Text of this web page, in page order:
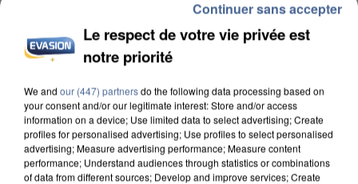
L’UN DES FONDATEURS SUPPOSÉS DE LA DZ
MAFIA INTERPELLÉ EN ALGÉRIE
Le respect de votre vie privée est
notre priorité
We and our (447) partnersdo the following data processing based on
your consent and/or our legitimate interest: Store and/or access
information on a device; Use limited data to select advertising; Create
profiles for personalised advertising; Use profiles to select personalised
advertising; Measure advertising performance; Measure content
performance; Understand audiences through statistics or combinations
of data from different sources; Develop and improve services; Create
Continuer sans accepter